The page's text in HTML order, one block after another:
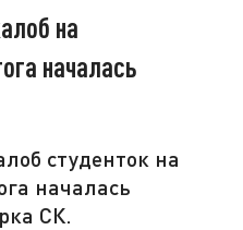
на
началась
студенток на
началась
СК.